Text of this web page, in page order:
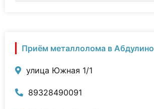
Приём металлолома в Абдулино
улица Южная 1/1
89328490091